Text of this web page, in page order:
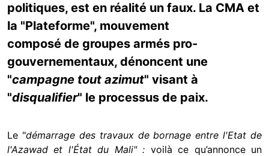
politiques, est en réalité un faux. La CMA et
la "Plateforme", mouvement
composé de groupes armés pro-
gouvernementaux, dénoncent une
"campagne tout azimut" visant à
"disqualifier" le processus de paix.
Le "démarrage des travaux de bornage entre l'Etat de
l'Azawad et l'État du Mali" : voilà ce qu’annonce un